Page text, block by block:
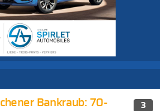
3
Bankraub: 70-